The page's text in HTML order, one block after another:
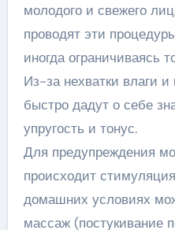
молодого и свежего
проводят эти
иногда ограничиваясь
Из-за нехватки влаги
быстро дадут о себе
упругость и тонус.
Для предупреждения
происходит
домашних условиях
массаж (постукивание